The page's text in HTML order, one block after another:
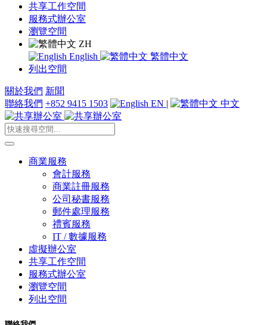
共享工作空間
服務式辦公室
瀏覽空間
ZH
English
繁體中文
列出空間
關於我們 新聞
聯絡我們 +852 9415 1503 EN | 中文
商業服務
會計服務
商業註冊服務
公司秘書服務
郵件處理服務
禮賓服務
IT / 數據服務
虛擬辦公室
共享工作空間
服務式辦公室
瀏覽空間
列出空間